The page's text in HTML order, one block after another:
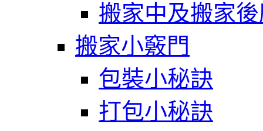
搬家中及搬家
搬家小竅門
包裝小秘訣
打包小秘訣